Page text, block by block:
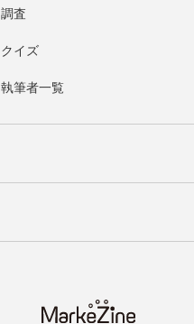
調査
クイズ
執筆者一覧